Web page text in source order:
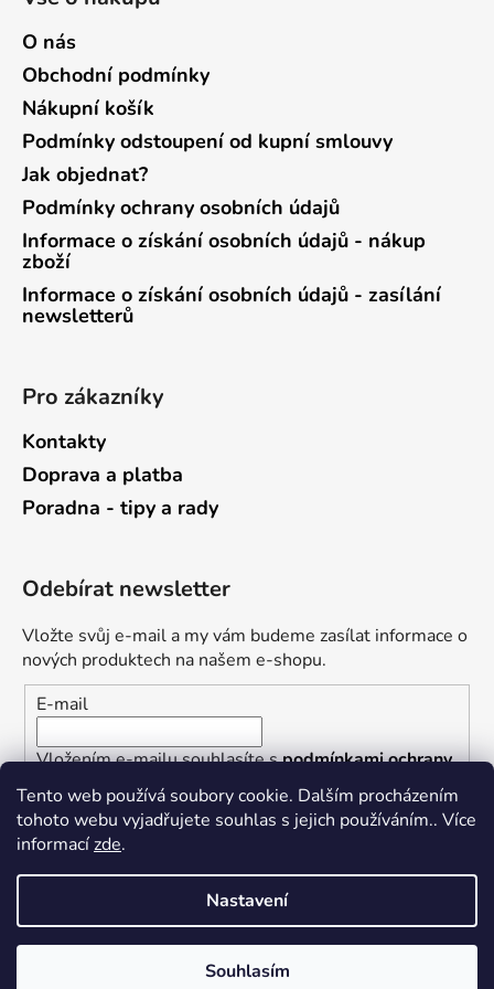
Tento web používá soubory cookie. Dalším procházením
tohoto webu vyjadřujete souhlas s jejich používáním.. Více
informacízde.
Nastavení
Souhlasím
O nás
Obchodní podmínky
Nákupní košík
Podmínky odstoupení od kupní smlouvy
Jak objednat?
Podmínky ochrany osobních údajů
Informace o získání osobních údajů - nákup
zboží
Informace o získání osobních údajů - zasílání
newsletterů
Pro zákazníky
Kontakty
Doprava a platba
Poradna - tipy a rady
Odebírat newsletter
Vložte svůj e-mail a my vám budeme zasílat informace o
nových produktech na našem e-shopu.
E-mail
Vložením e-mailu souhlasíte spodmínkami ochrany
osobních údajů
PŘIHLÁSIT SE
Vytvořil Shoptet
Železářství U Rotta